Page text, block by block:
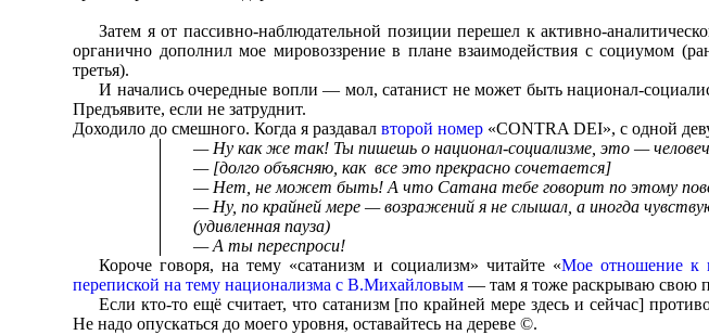
Затем я от пассивно-наблюдательной позиции перешел к активно-
органично дополнил мое мировоззрение в плане взаимодействия с социумом
третья).
И начались очередные вопли — мол, сатанист не может быть национал-
Предъявите, если не затруднит.
Доходило до смешного. Когда я раздавалвторой номер «CONTRA DEI», с одной
— Ну как же так! Ты пишешь о национал-социализме, это —
— [долго объясняю, как все это прекрасно сочетается]
— Нет, не может быть! А что Сатана тебе говорит по этому
— Ну, по крайней мере — возражений я не слышал, а иногда
(удивленная пауза)
— А ты переспроси!
Короче говоря, на тему «сатанизм и социализм» читайте «Мое отношение к
перепиской на тему национализма с В.Михайловым — там я тоже раскрываю свою
Если кто-то ещё считает, что сатанизм [по крайней мере здесь и сейчас]
Не надо опускаться до моего уровня, оставайтесь на дереве ©.